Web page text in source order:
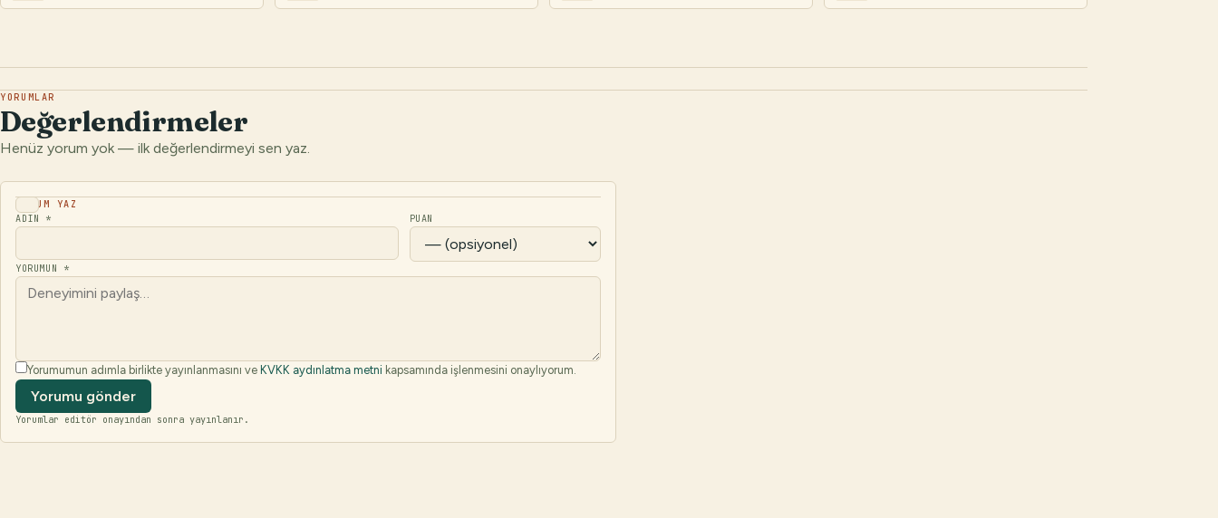
YORUMLAR
Değerlendirmeler
Henüz yorum yok — ilk değerlendirmeyi sen yaz.
YORUM YAZ
ADIN *
PUAN
YORUMUN *
Yorumumun adımla birlikte yayınlanmasını ve KVKK aydınlatma metni kapsamında işlenmesini onaylıyorum.
Yorumu gönder
Yorumlar editör onayından sonra yayınlanır.